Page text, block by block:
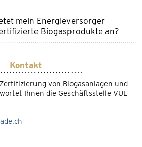
mein Energieversorger
Biogasprodukte an?
Kontakt
von Biogasanlagen und
Ihnen die Geschäftsstelle VUE